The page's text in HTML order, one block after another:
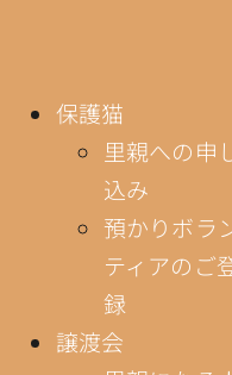
保護猫
里親への申
込み
預かりボラ
ティアのご
録
譲渡会